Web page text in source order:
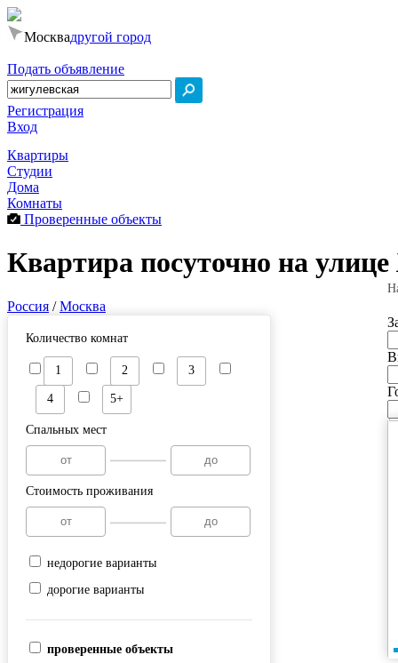
Москвадругой город
Подать объявление
Регистрация
Вход
Квартиры
Студии
Дома
Комнаты
Проверенные объекты
Квартира посуточно на
Россия /Москва
Количество комнат
1 2 3
4 5+
Спальных мест
Стоимость проживания
недорогие варианты
дорогие варианты
проверенные объекты